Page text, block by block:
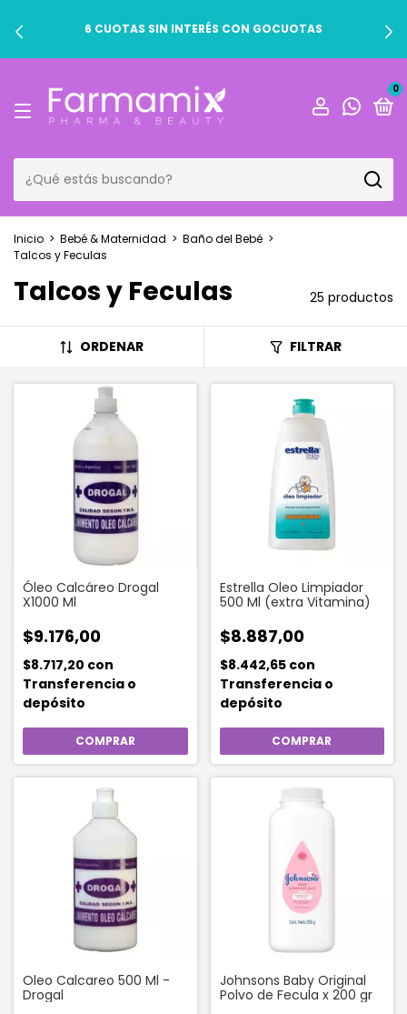
6 CUOTAS SIN INTERÉS CON GOCUOTAS
0
Inicio > Bebé & Maternidad > Baño del Bebé >
Talcos y Feculas
Talcos y Feculas 25 productos
ORDENAR FILTRAR
Óleo Calcáreo Drogal
X1000 Ml
$9.176,00
$8.717,20 con
Transferencia o
depósito
Estrella Oleo Limpiador
500 Ml (extra Vitamina)
$8.887,00
$8.442,65 con
Transferencia o
depósito
Oleo Calcareo 500 Ml -
Drogal
Johnsons Baby Original
Polvo de Fecula x 200 gr